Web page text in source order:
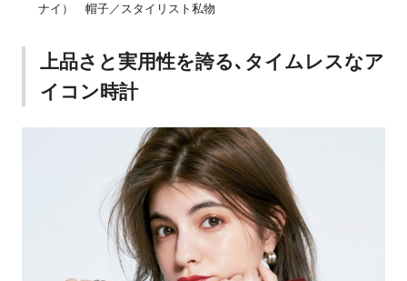
ナイ） 帽子／スタイリスト私物
上品さと実用性を誇る､タイムレスなア
イコン時計